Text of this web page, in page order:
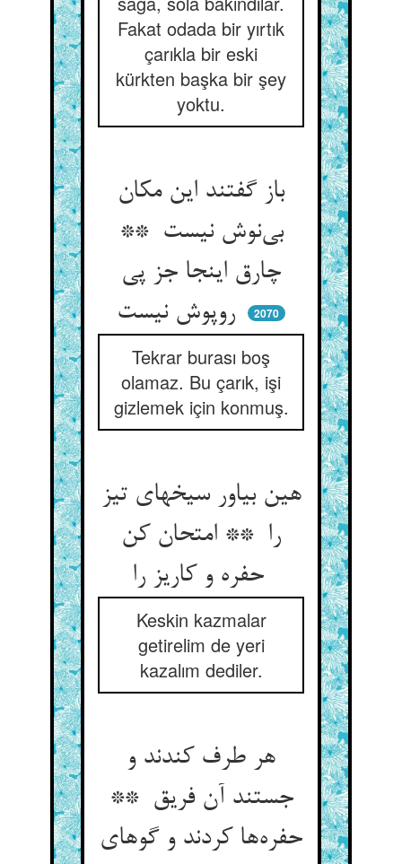
Fakat odada bir yırtık
çarıkla bir eski
kürkten başka bir şey
yoktu.
باز گفتند این مکان
بی‌نوش نیست **
چارق اینجا جز پی
2070
Tekrar burası boş
olamaz. Bu çarık, işi
gizlemek için konmuş.
هین بیاور سیخهای تیز
را ** امتحان کن
حفره و کاریز را
Keskin kazmalar
getirelim de yeri
kazalım dediler.
هر طرف کندند و
جستند آن فریق **
حفره‌ها کردند و گوهای